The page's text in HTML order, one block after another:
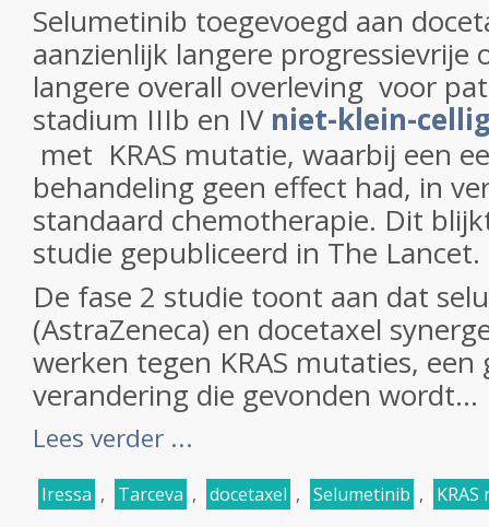
Selumetinib toegevoegd aan
aanzienlijk langere progressievrije
langere overall overleving voor
stadium IIIb en IV niet-klein-
met KRAS mutatie, waarbij een
behandeling geen effect had, in
standaard chemotherapie. Dit
studie gepubliceerd in The Lancet.
De fase 2 studie toont aan dat
(AstraZeneca) en docetaxel
werken tegen KRAS mutaties, een
verandering die gevonden wordt...
Lees verder ...
Iressa , Tarceva , docetaxel , Selumetinib ,